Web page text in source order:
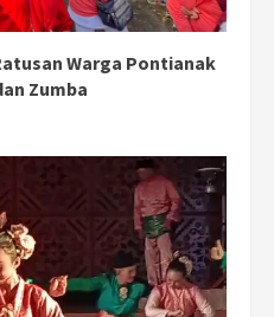
Warga Pontianak
Zumba